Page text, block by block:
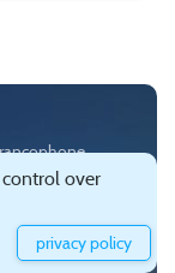
notamment
et gestion
control over
privacy policy